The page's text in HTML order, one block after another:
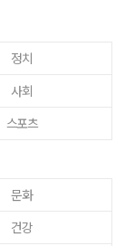
정치
사회
스포츠
문화
건강